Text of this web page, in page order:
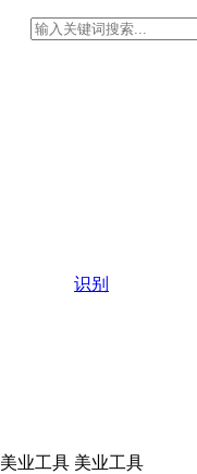
识别
美业工具 美业工具